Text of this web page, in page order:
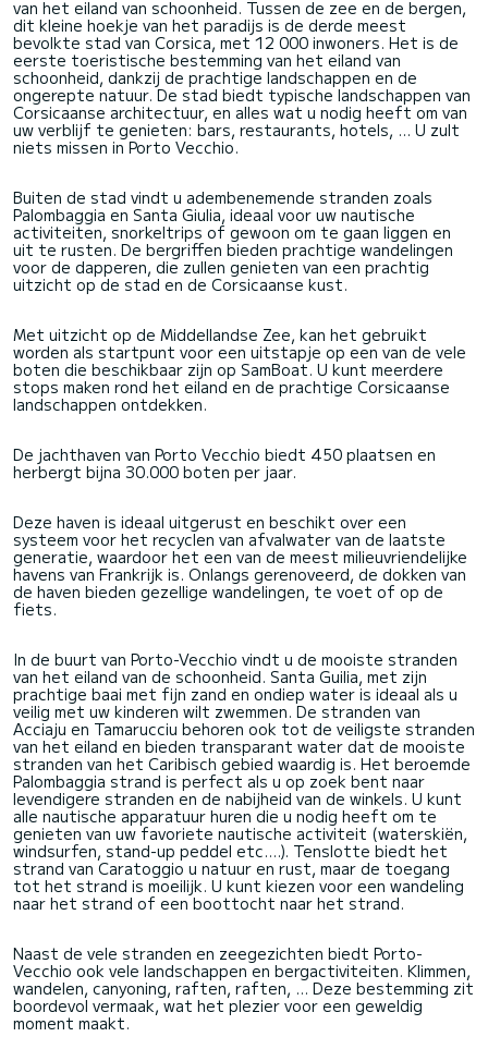
van het eiland van schoonheid. Tussen de zee en de bergen,
dit kleine hoekje van het paradijs is de derde meest
bevolkte stad van Corsica, met 12 000 inwoners. Het is de
eerste toeristische bestemming van het eiland van
schoonheid, dankzij de prachtige landschappen en de
ongerepte natuur. De stad biedt typische landschappen van
Corsicaanse architectuur, en alles wat u nodig heeft om van
uw verblijf te genieten: bars, restaurants, hotels, ... U zult
niets missen in Porto Vecchio.
Buiten de stad vindt u adembenemende stranden zoals
Palombaggia en Santa Giulia, ideaal voor uw nautische
activiteiten, snorkeltrips of gewoon om te gaan liggen en
uit te rusten. De bergriffen bieden prachtige wandelingen
voor de dapperen, die zullen genieten van een prachtig
uitzicht op de stad en de Corsicaanse kust.
Met uitzicht op de Middellandse Zee, kan het gebruikt
worden als startpunt voor een uitstapje op een van de vele
boten die beschikbaar zijn op SamBoat. U kunt meerdere
stops maken rond het eiland en de prachtige Corsicaanse
landschappen ontdekken.
De jachthaven van Porto Vecchio biedt 450 plaatsen en
herbergt bijna 30.000 boten per jaar.
Deze haven is ideaal uitgerust en beschikt over een
systeem voor het recyclen van afvalwater van de laatste
generatie, waardoor het een van de meest milieuvriendelijke
havens van Frankrijk is. Onlangs gerenoveerd, de dokken van
de haven bieden gezellige wandelingen, te voet of op de
fiets.
In de buurt van Porto-Vecchio vindt u de mooiste stranden
van het eiland van de schoonheid. Santa Guilia, met zijn
prachtige baai met fijn zand en ondiep water is ideaal als u
veilig met uw kinderen wilt zwemmen. De stranden van
Acciaju en Tamarucciu behoren ook tot de veiligste stranden
van het eiland en bieden transparant water dat de mooiste
stranden van het Caribisch gebied waardig is. Het beroemde
Palombaggia strand is perfect als u op zoek bent naar
levendigere stranden en de nabijheid van de winkels. U kunt
alle nautische apparatuur huren die u nodig heeft om te
genieten van uw favoriete nautische activiteit (waterskiën,
windsurfen, stand-up peddel etc....). Tenslotte biedt het
strand van Caratoggio u natuur en rust, maar de toegang
tot het strand is moeilijk. U kunt kiezen voor een wandeling
naar het strand of een boottocht naar het strand.
Naast de vele stranden en zeegezichten biedt Porto-
Vecchio ook vele landschappen en bergactiviteiten. Klimmen,
wandelen, canyoning, raften, raften, ... Deze bestemming zit
boordevol vermaak, wat het plezier voor een geweldig
moment maakt.